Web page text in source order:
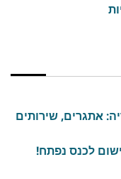
אתגרים, שירותים
לכנס נפתח!